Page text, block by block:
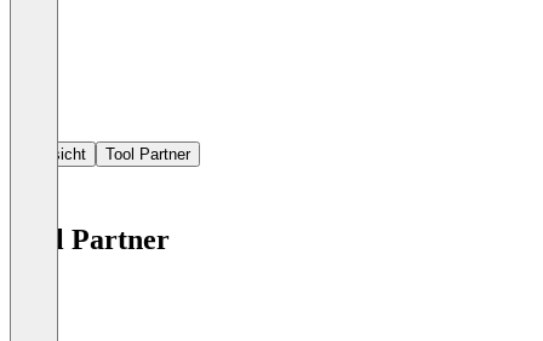
Übersicht Tool Partner
Tool Partner